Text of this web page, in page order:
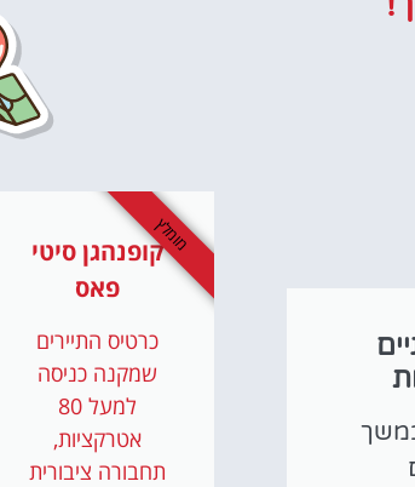
קופנהגן סיטי
פאס
כרטיס התיירים
שמקנה כניסה
למעל 80
אטרקציות,
תחבורה ציבורית
מומלץ